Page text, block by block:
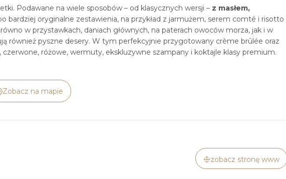
Podawane na wiele sposobów – od klasycznych wersji – z masłem,
bardziej oryginalne zestawienia, na przykład z jarmużem, serem comté i risotto
w przystawkach, daniach głównych, na paterach owoców morza, jak i w
również pyszne desery. W tym perfekcyjnie przygotowany crème brûlée oraz
czerwone, różowe, wermuty, ekskluzywne szampany i koktajle klasy premium.
Zobacz na mapie
zobacz stronę www